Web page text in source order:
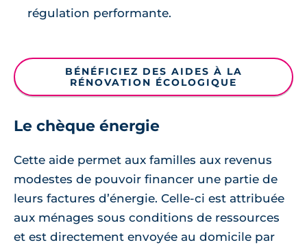
régulation performante.
BÉNÉFICIEZ DES AIDES À LA
RÉNOVATION ÉCOLOGIQUE
Le chèque énergie
Cette aide permet aux familles aux revenus
modestes de pouvoir financer une partie de
leurs factures d’énergie. Celle-ci est attribuée
aux ménages sous conditions de ressources
et est directement envoyée au domicile par